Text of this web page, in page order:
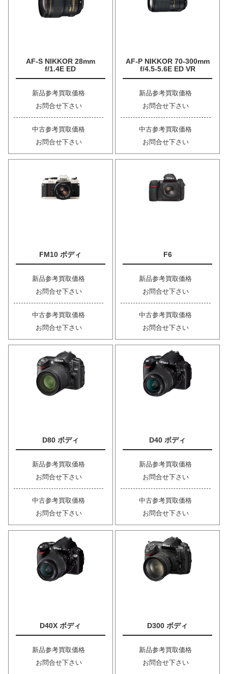
AF-S NIKKOR 28mm
f/1.4E ED
新品参考買取価格
お問合せ下さい
中古参考買取価格
お問合せ下さい
AF-P NIKKOR 70-300mm
f/4.5-5.6E ED VR
新品参考買取価格
お問合せ下さい
中古参考買取価格
お問合せ下さい
FM10 ボディ
新品参考買取価格
お問合せ下さい
中古参考買取価格
お問合せ下さい
F6
新品参考買取価格
お問合せ下さい
中古参考買取価格
お問合せ下さい
D80 ボディ
新品参考買取価格
お問合せ下さい
中古参考買取価格
お問合せ下さい
D40 ボディ
新品参考買取価格
お問合せ下さい
中古参考買取価格
お問合せ下さい
D40X ボディ
新品参考買取価格
お問合せ下さい
D300 ボディ
新品参考買取価格
お問合せ下さい